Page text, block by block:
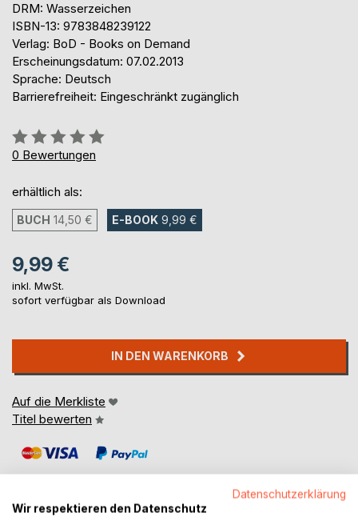
DRM: Wasserzeichen
ISBN-13: 9783848239122
Verlag: BoD - Books on Demand
Erscheinungsdatum: 07.02.2013
Sprache: Deutsch
Barrierefreiheit: Eingeschränkt zugänglich
Bewertung::
0%
0 Bewertungen
erhältlich als:
BUCH 14,50 € E-BOOK 9,99 €
9,99 €
inkl. MwSt.
sofort verfügbar als Download
IN DEN WARENKORB
Auf die Merkliste
Titel bewerten
Datenschutzerklärung
Wir respektieren den Datenschutz